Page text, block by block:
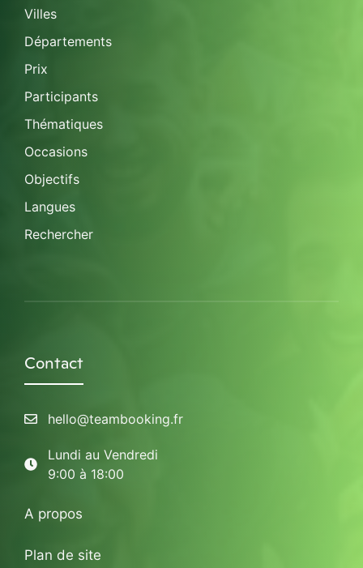
Villes
Départements
Prix
Participants
Thématiques
Occasions
Objectifs
Langues
Rechercher
Contact
hello@teambooking.fr
Lundi au Vendredi
9:00 à 18:00
A propos
Plan de site